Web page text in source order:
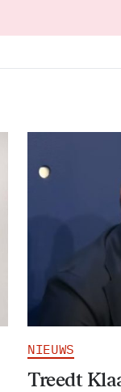
NIEUWS
Treedt